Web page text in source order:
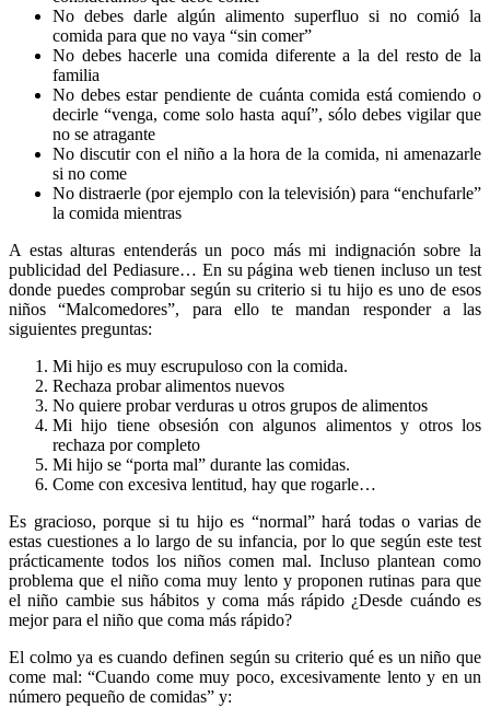
No debes darle algún alimento superfluo si no comió la
comida para que no vaya “sin comer”
No debes hacerle una comida diferente a la del resto de la
familia
No debes estar pendiente de cuánta comida está comiendo o
decirle “venga, come solo hasta aquí”, sólo debes vigilar que
no se atragante
No discutir con el niño a la hora de la comida, ni amenazarle
si no come
No distraerle (por ejemplo con la televisión) para “enchufarle”
la comida mientras
A estas alturas entenderás un poco más mi indignación sobre la
publicidad del Pediasure… En su página web tienen incluso un test
donde puedes comprobar según su criterio si tu hijo es uno de esos
niños “Malcomedores”, para ello te mandan responder a las
siguientes preguntas:
Mi hijo es muy escrupuloso con la comida.
Rechaza probar alimentos nuevos
No quiere probar verduras u otros grupos de alimentos
Mi hijo tiene obsesión con algunos alimentos y otros los
rechaza por completo
Mi hijo se “porta mal” durante las comidas.
Come con excesiva lentitud, hay que rogarle…
Es gracioso, porque si tu hijo es “normal” hará todas o varias de
estas cuestiones a lo largo de su infancia, por lo que según este test
prácticamente todos los niños comen mal. Incluso plantean como
problema que el niño coma muy lento y proponen rutinas para que
el niño cambie sus hábitos y coma más rápido ¿Desde cuándo es
mejor para el niño que coma más rápido?
El colmo ya es cuando definen según su criterio qué es un niño que
come mal: “Cuando come muy poco, excesivamente lento y en un
número pequeño de comidas” y: